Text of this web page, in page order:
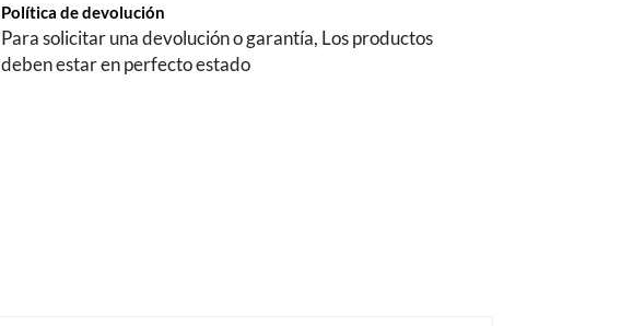
Política de devolución
Para solicitar una devolución o garantía, Los productos
deben estar en perfecto estado